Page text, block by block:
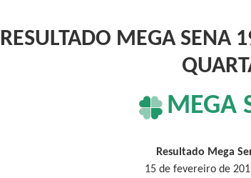
RESULTADO MEGA
MEGA
Resultado Mega
15 de fevereiro de